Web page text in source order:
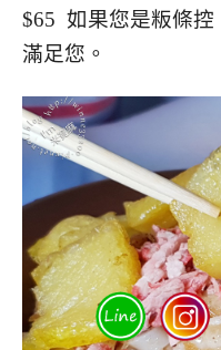
$65 如果您是粄條控
滿足您。